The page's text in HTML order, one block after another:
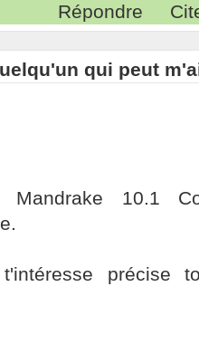
Répondre
qui peut
Mandrake 10.1
précise